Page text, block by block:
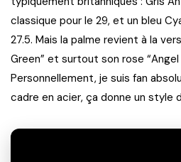
classique pour le 29, et un bleu
27.5. Mais la palme revient à la
Green” et surtout son rose “Angel
Personnellement, je suis fan
cadre en acier, ça donne un style